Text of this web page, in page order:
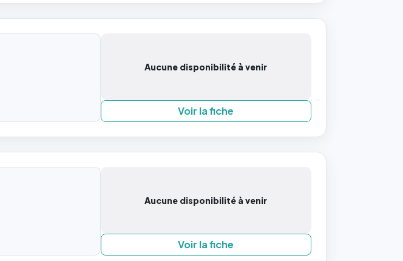
Aucune disponibilité à venir
Voir la fiche
Aucune disponibilité à venir
Voir la fiche